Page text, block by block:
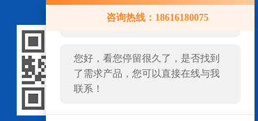
咨询热线：18616180075
您好！欢迎前来咨询，很高兴为您
服务，请问您要咨询什么问题呢？
您好，看您停留很久了，是否找到
了需求产品，您可以直接在线与我
联系！